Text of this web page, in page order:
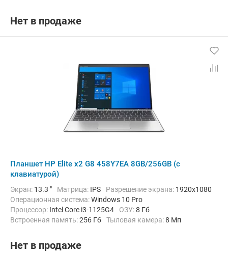
Нет в продаже
Планшет HP Elite x2 G8 458Y7EA 8GB/256GB (с
клавиатурой)
Экран: 13.3 " Матрица: IPS Разрешение экрана: 1920x1080
Операционная система:Windows 10 Pro
Процессор: Intel Core i3-1125G4 ОЗУ:8 Гб
Встроенная память:256 Гб Тыловая камера:8 Мп
Комплектация:
Вес:1170 г
Нет в продаже